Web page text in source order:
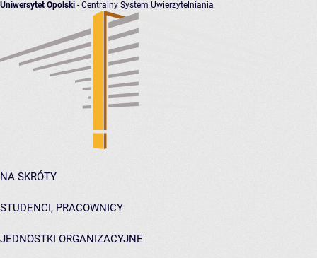
Uniwersytet Opolski - Centralny System Uwierzytelniania
NA SKRÓTY
STUDENCI, PRACOWNICY
JEDNOSTKI ORGANIZACYJNE